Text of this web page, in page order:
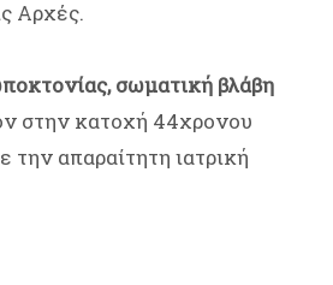
Αρχές.
σωματική βλάβη
στην κατοχή 44χρονου
την απαραίτητη ιατρική